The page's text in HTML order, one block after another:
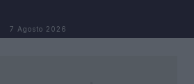
7 Agosto 2026